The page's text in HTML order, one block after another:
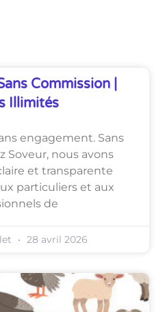
Commission |
Illimités
engagement. Sans
Soveur, nous avons
et transparente
particuliers et aux
de
28 avril 2026